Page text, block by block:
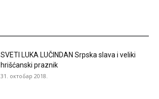
SVETI LUKA LUČINDAN Srpska slava i veliki
hrišćanski praznik
31. октобар 2018.